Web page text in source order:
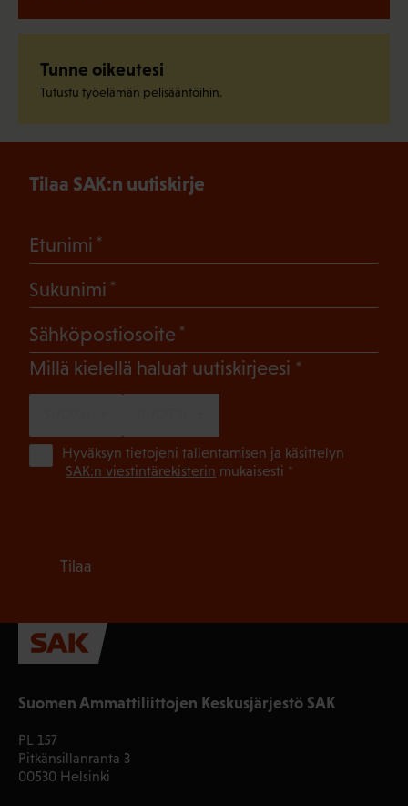
Tunne oikeutesi
Tutustu työelämän pelisääntöihin.
Suomen Ammattiliittojen Keskusjärjestö SAK
PL 157
Pitkänsillanranta 3
00530 Helsinki
Tilaa SAK:n uutiskirje
Etunimi
Sukunimi
Sähköpostiosoite
Millä kielellä haluat uutiskirjeesi (Pakollinen)
Hyväksyn tietojeni tallentamisen ja käsittelyn
SAK:n viestintärekisterin mukaisesti *
Tilaa